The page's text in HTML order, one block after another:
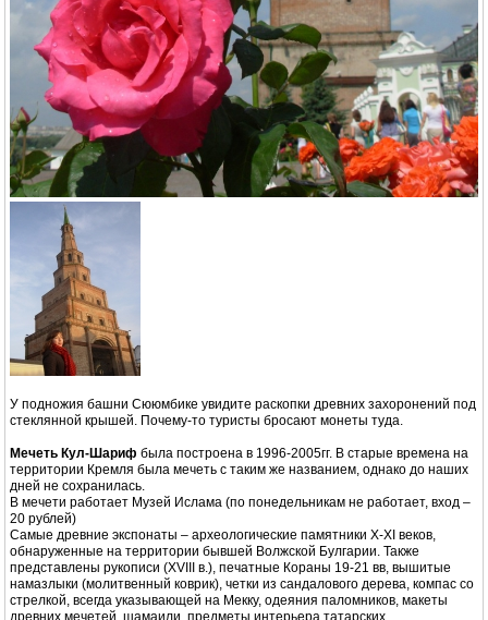
У подножия башни Сююмбике увидите раскопки древних захоронений под
стеклянной крышей. Почему-то туристы бросают монеты туда.
Мечеть Кул-Шариф была построена в 1996-2005гг. В старые времена на
территории Кремля была мечеть с таким же названием, однако до наших
дней не сохранилась.
В мечети работает Музей Ислама (по понедельникам не работает, вход –
20 рублей)
Самые древние экспонаты – археологические памятники Х-ХI веков,
обнаруженные на территории бывшей Волжской Булгарии. Также
представлены рукописи (ХVIII в.), печатные Кораны 19-21 вв, вышитые
намазлыки (молитвенный коврик), четки из сандалового дерева, компас со
стрелкой, всегда указывающей на Мекку, одеяния паломников, макеты